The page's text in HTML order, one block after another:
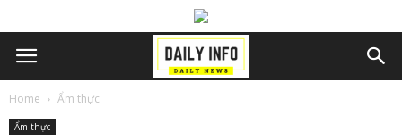
Home Ẩm thực
Ẩm thực